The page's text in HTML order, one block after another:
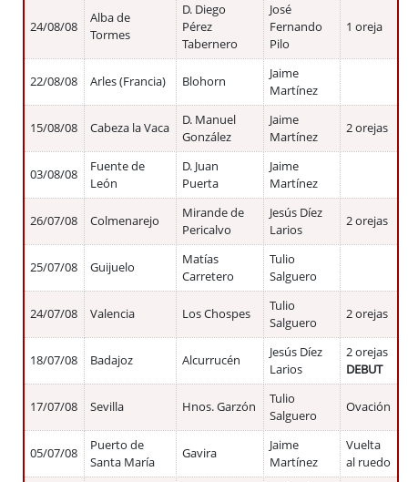
24/08/08
Alba de
Tormes
D. Diego
Pérez
Tabernero
José
Fernando
Pilo
1 oreja
22/08/08 Arles (Francia) Blohorn
Jaime
Martínez
15/08/08 Cabeza la Vaca
D. Manuel
González
Jaime
Martínez
2 orejas
03/08/08
Fuente de
León
D. Juan
Puerta
Jaime
Martínez
26/07/08 Colmenarejo
Mirande de
Pericalvo
Jesús Díez
Larios
2 orejas
25/07/08 Guijuelo
Matías
Carretero
Tulio
Salguero
24/07/08 Valencia Los Chospes
Tulio
Salguero
2 orejas
18/07/08 Badajoz Alcurrucén
Jesús Díez
Larios
2 orejas
DEBUT
17/07/08 Sevilla Hnos. Garzón
Tulio
Salguero
Ovación
05/07/08
Puerto de
Santa María
Gavira
Jaime
Martínez
Vuelta
al ruedo